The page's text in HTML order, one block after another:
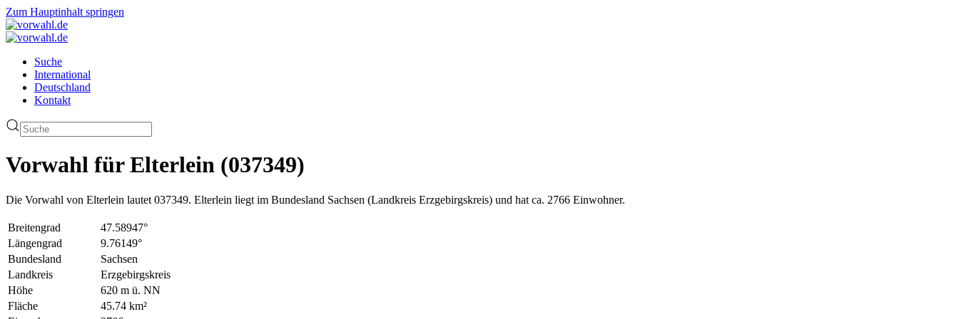
Zum Hauptinhalt springen
Suche
International
Deutschland
Kontakt
Vorwahl für Elterlein (037349)
Die Vorwahl von Elterlein lautet 037349. Elterlein liegt im Bundesland Sachsen (Landkreis Erzgebirgskreis) und hat ca. 2766 Einwohner.
Breitengrad
47.58947°
Längengrad
9.76149°
Bundesland
Sachsen
Landkreis
Erzgebirgskreis
Höhe
620 m ü. NN
Fläche
45.74 km²